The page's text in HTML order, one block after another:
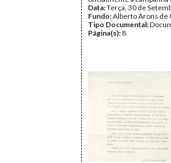
Data:Terça, 30 de
Fundo:Alberto Arons de
Tipo Documental:
Página(s): 8